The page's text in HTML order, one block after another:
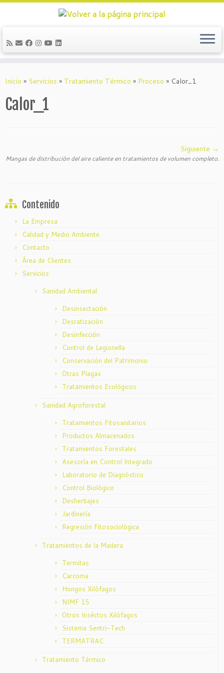
Inicio » Servicios » Tratamiento Térmico » Proceso » Calor_1
Calor_1
Siguiente →
Mangas de distribución del aire caliente en tratamientos de volumen completo.
Contenido
La Empresa
Calidad y Medio Ambiente
Contacto
Área de Clientes
Servicios
Sanidad Ambiental
Desinsectación
Desratización
Desinfección
Control de Legionella
Conservación del Patrimonio
Otras Plagas
Tratamientos Ecológicos
Sanidad Agroforestal
Tratamientos Fitosanitarios
Productos Almacenados
Tratamientos Forestales
Asesoría en Control Integrado
Laboratorio de Diagnóstico
Control Biológico
Desherbajes
Jardinería
Regresión Fitosociológica
Tratamientos de la Madera
Termitas
Carcoma
Hongos Xilófagos
NIMF 15
Otros Inséctos Xilófagos
Sistema Sentri-Tech
TERMATRAC
Tratamiento Térmico